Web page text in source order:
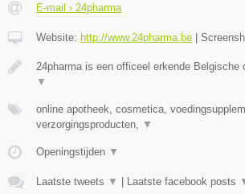
E-mail › 24pharma
Website: http://www.24pharma.be
24pharma is een officeel erkende Belgische
▼
online apotheek, cosmetica,
verzorgingsproducten,
▼
Openingstijden ▼
Laatste tweets ▼ Laatste facebook posts